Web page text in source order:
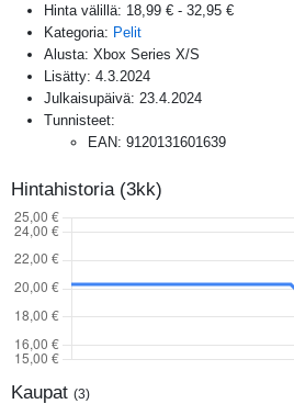
Hinta välillä: 18,99 € - 32,95 €
Kategoria: Pelit
Alusta: Xbox Series X/S
Lisätty: 4.3.2024
Julkaisupäivä: 23.4.2024
Tunnisteet:
EAN: 9120131601639
Hintahistoria (3kk)
Kaupat (3)